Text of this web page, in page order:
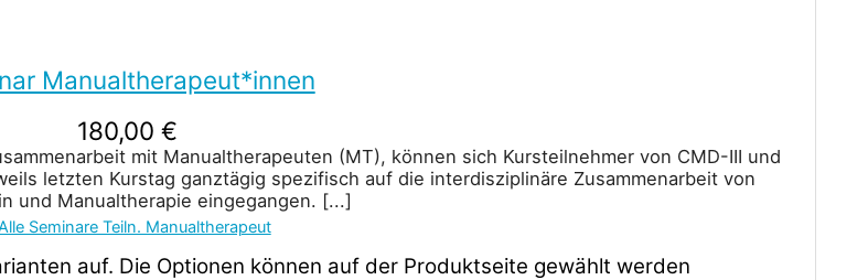
Manualtherapeut*innen
180,00€
mit Manualtherapeuten (MT), können sich Kursteilnehmer von CMD-III und
letzten Kurstag ganztägig spezifisch auf die interdisziplinäre Zusammenarbeit von
und Manualtherapie eingegangen. [...]
Seminare Teiln. Manualtherapeut
auf. Die Optionen können auf der Produktseite gewählt werden